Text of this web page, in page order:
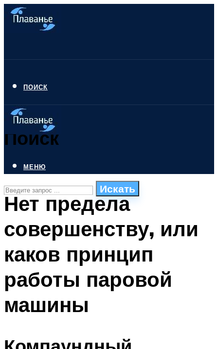
ПОИСК
Поиск
Искать
СТИЛИ ПЛАВАНЬЯ
ПЛАВАНЬЕ ДЛЯ ДЕТЕЙ
БАССЕЙН ДЛЯ ДОМА
ОЧИСТКА БАССЕЙНОВ
МЕНЮ
МЕНЮ
Нет предела
совершенству, или
каков принцип
работы паровой
машины